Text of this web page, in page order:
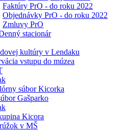
Faktúry PrO - do roku 2022
Objednávky PrO - do roku 2022
Zmluvy PrO
stacionár
kultúry v Lendaku
vstupu do múzea
súbor Kicorka
Gašparko
Kicora
v MŠ